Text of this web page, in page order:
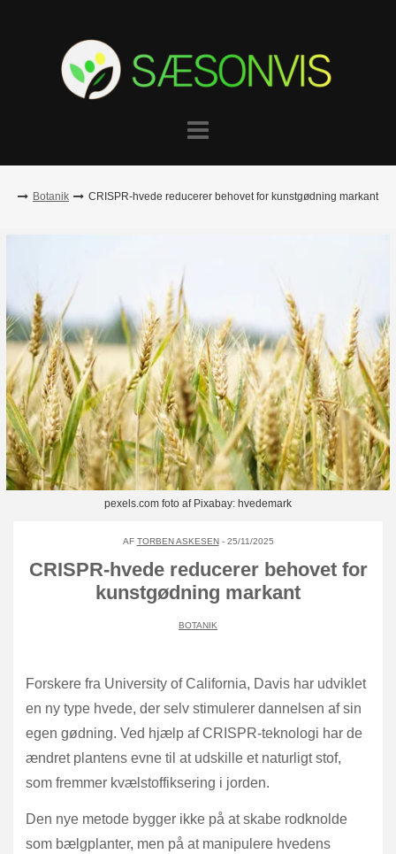
Botanik CRISPR-hvede reducerer behovet for kunstgødning markant
pexels.com foto af Pixabay: hvedemark
AF TORBEN ASKESEN- 25/11/2025
CRISPR-hvede reducerer behovet for
kunstgødning markant
BOTANIK
Forskere fra University of California, Davis har udviklet
en ny type hvede, der selv stimulerer dannelsen af sin
egen gødning. Ved hjælp af CRISPR-teknologi har de
ændret plantens evne til at udskille et naturligt stof,
som fremmer kvælstoffiksering i jorden.
Den nye metode bygger ikke på at skabe rodknolde
som bælgplanter, men på at manipulere hvedens